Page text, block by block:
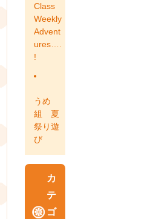
Class
Weekly
Advent
ures….
!
うめ
組 夏
祭り遊
び
カ
テ
ゴ